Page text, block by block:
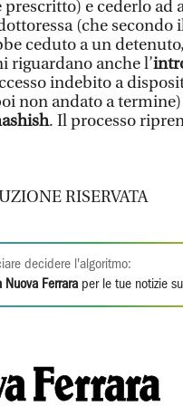
prescritto) e cederlo ad
(che secondo
ceduto a un
riguardano anche l’
indebito a
non andato a
. Il processo
RISERVATA
decidere l'algoritmo:
Nuova Ferrara per le tue notizie